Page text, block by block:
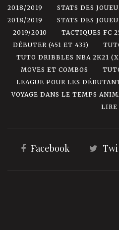
2018/2019
STATS DES
2018/2019
STATS DES
2019/2010
TACTIQUES FC
DÉBUTER (451 ET 433)
TUTO DRIBBLES NBA 2K21
MOVES ET COMBOS
LEAGUE POUR LES
VOYAGE DANS LE TEMPS
LIRE
Facebook